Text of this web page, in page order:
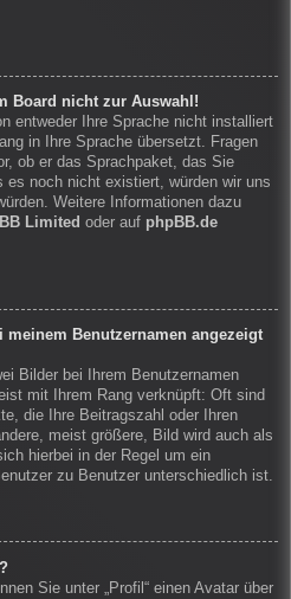
Board nicht zur Auswahl!
entweder Ihre Sprache nicht installiert
in Ihre Sprache übersetzt. Fragen
ob er das Sprachpaket, das Sie
es noch nicht existiert, würden wir uns
Weitere Informationen dazu
Limited oder auf phpBB.de
Benutzernamen angezeigt
Bilder bei Ihrem Benutzernamen
mit Ihrem Rang verknüpft: Oft sind
die Ihre Beitragszahl oder Ihren
meist größere, Bild wird auch als
hierbei in der Regel um ein
zu Benutzer unterschiedlich ist.
Sie unter „Profil“ einen Avatar über